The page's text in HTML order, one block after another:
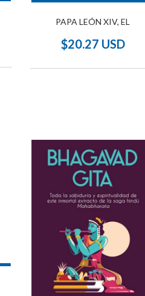
PAPA LEÓN XIV, EL
$20.27 USD